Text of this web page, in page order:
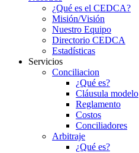
¿Qué es el CEDCA?
Misión/Visión
Nuestro Equipo
Directorio CEDCA
Estadísticas
Servicios
Conciliacion
¿Qué es?
Cláusula modelo
Reglamento
Costos
Conciliadores
Arbitraje
¿Qué es?